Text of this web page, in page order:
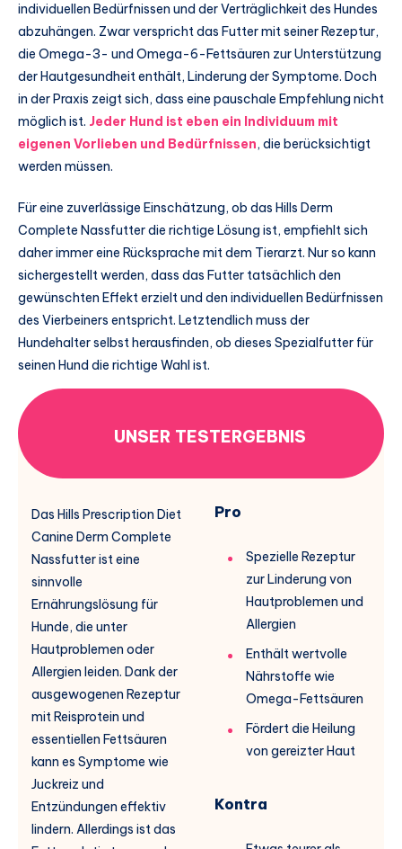
individuellen Bedürfnissen und der Verträglichkeit des Hundes
abzuhängen. Zwar verspricht das Futter mit seiner Rezeptur,
die Omega-3- und Omega-6-Fettsäuren zur Unterstützung
der Hautgesundheit enthält, Linderung der Symptome. Doch
in der Praxis zeigt sich, dass eine pauschale Empfehlung nicht
möglich ist. Jeder Hund ist eben ein Individuum mit
eigenen Vorlieben und Bedürfnissen, die berücksichtigt
werden müssen.
Für eine zuverlässige Einschätzung, ob das Hills Derm
Complete Nassfutter die richtige Lösung ist, empfiehlt sich
daher immer eine Rücksprache mit dem Tierarzt. Nur so kann
sichergestellt werden, dass das Futter tatsächlich den
gewünschten Effekt erzielt und den individuellen Bedürfnissen
des Vierbeiners entspricht. Letztendlich muss der
Hundehalter selbst herausfinden, ob dieses Spezialfutter für
seinen Hund die richtige Wahl ist.
UNSER TESTERGEBNIS
Das Hills Prescription Diet
Canine Derm Complete
Nassfutter ist eine
sinnvolle
Ernährungslösung für
Hunde, die unter
Hautproblemen oder
Allergien leiden. Dank der
ausgewogenen Rezeptur
mit Reisprotein und
essentiellen Fettsäuren
kann es Symptome wie
Juckreiz und
Entzündungen effektiv
lindern. Allerdings ist das
Pro
Spezielle Rezeptur
zur Linderung von
Hautproblemen und
Allergien
Enthält wertvolle
Nährstoffe wie
Omega-Fettsäuren
Fördert die Heilung
von gereizter Haut
Kontra